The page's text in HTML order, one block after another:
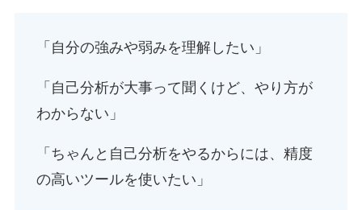
「自分の強みや弱みを理解したい」
「自己分析が大事って聞くけど、やり方が
わからない」
「ちゃんと自己分析をやるからには、精度
の高いツールを使いたい」